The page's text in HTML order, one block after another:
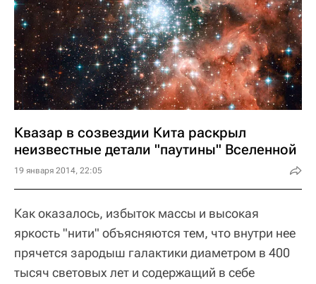
Квазар в созвездии Кита раскрыл
неизвестные детали "паутины" Вселенной
19 января 2014, 22:05
Как оказалось, избыток массы и высокая
яркость "нити" объясняются тем, что внутри нее
прячется зародыш галактики диаметром в 400
тысяч световых лет и содержащий в себе